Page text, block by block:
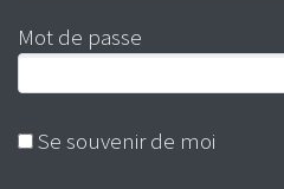
Mot de passe
Se souvenir de moi